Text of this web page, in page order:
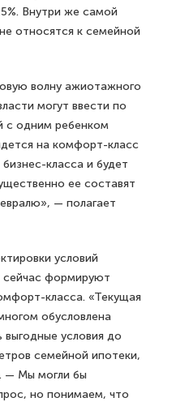
Внутри же самой
относятся к семейной
волну ажиотажного
могут ввести по
с одним ребенком
на комфорт-класс
класса и будет
ее составят
— полагает
условий
сейчас формируют
класса. «Текущая
обусловлена
условия до
семейной ипотеки,
— Мы могли бы
но понимаем, что